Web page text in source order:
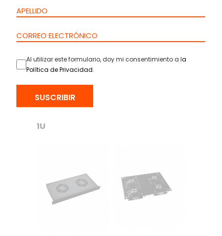
MONTAJE PARA
1U
Al utilizar este formulario, doy mi consentimiento a la
Política de Privacidad.
SUSCRIBIR